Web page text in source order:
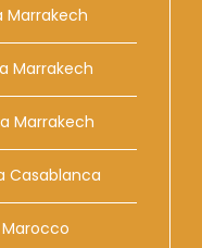
Marrakech
Marrakech
Marrakech
Casablanca